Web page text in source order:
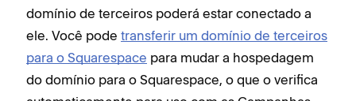
domínio de terceiros poderá estar conectado a
ele. Você pode transferir um domínio de terceiros
para o Squarespace para mudar a hospedagem
do domínio para o Squarespace, o que o verifica